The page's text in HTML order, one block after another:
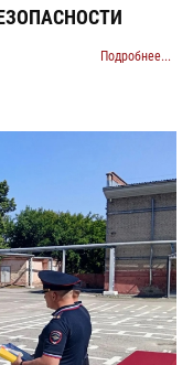
Подробнее...